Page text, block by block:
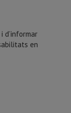
d’informar
en